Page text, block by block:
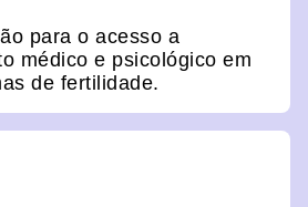
para o acesso a
médico e psicológico em
de fertilidade.